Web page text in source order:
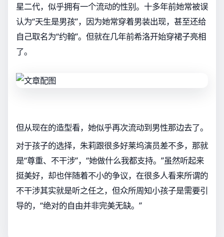
星二代，似乎拥有一个流动的性别。十多年前她常被误
认为“天生是男孩”，因为她常穿着男装出现，甚至还给
自己取名为“约翰”。但就在几年前希洛开始穿裙子亮相
了。
但从现在的造型看，她似乎再次流动到男性那边去了。
对于孩子的选择，朱莉跟很多好莱坞演员差不多，那就
是“尊重、不干涉”，“她做什么我都支持。”虽然听起来
挺美好，却也伴随着不小的争议，在很多人看来所谓的
不干涉其实就是听之任之，但众所周知小孩子是需要引
导的，“绝对的自由并非完美无缺。”